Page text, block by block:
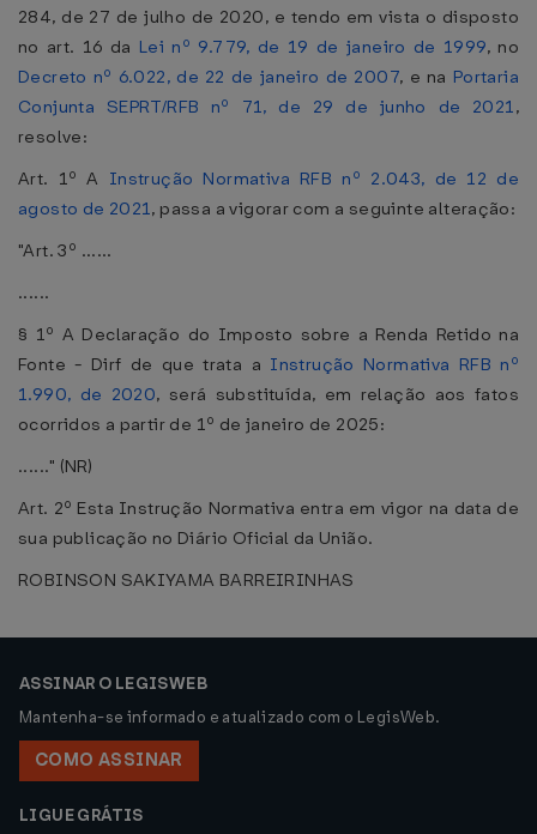
284, de 27 de julho de 2020, e tendo em vista o disposto
no art. 16 da Lei nº 9.779, de 19 de janeiro de 1999, no
Decreto nº 6.022, de 22 de janeiro de 2007, e na Portaria
Conjunta SEPRT/RFB nº 71, de 29 de junho de 2021,
resolve:
Art. 1º A Instrução Normativa RFB nº 2.043, de 12 de
agosto de 2021, passa a vigorar com a seguinte alteração:
"Art. 3º ......
......
§ 1º A Declaração do Imposto sobre a Renda Retido na
Fonte - Dirf de que trata a Instrução Normativa RFB nº
1.990, de 2020, será substituída, em relação aos fatos
ocorridos a partir de 1º de janeiro de 2025:
......" (NR)
Art. 2º Esta Instrução Normativa entra em vigor na data de
sua publicação no Diário Oficial da União.
ROBINSON SAKIYAMA BARREIRINHAS
ASSINAR O LEGISWEB
Mantenha-se informado e atualizado com o LegisWeb.
COMO ASSINAR
LIGUE GRÁTIS